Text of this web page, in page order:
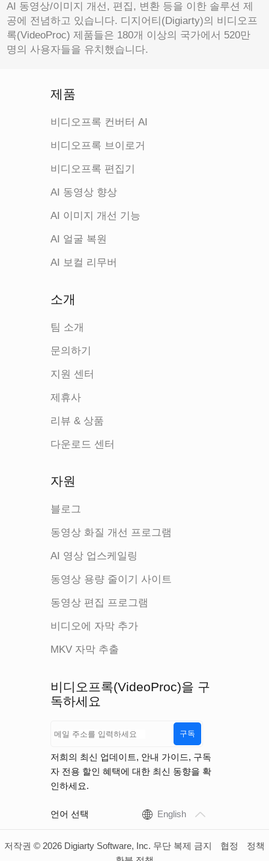
AI 동영상/이미지 개선, 편집, 변환 등을 이한 솔루션 제
공에 전념하고 있습니다. 디지어티(Digiarty)의 비디오프
록(VideoProc) 제품들은 180개 이상의 국가에서 520만
명의 사용자들을 유치했습니다.
제품
비디오프록 컨버터 AI
비디오프록 브이로거
비디오프록 편집기
AI 동영상 향상
AI 이미지 개선 기능
AI 얼굴 복원
AI 보컬 리무버
소개
팀 소개
문의하기
지원 센터
제휴사
리뷰 & 상품
다운로드 센터
자원
블로그
동영상 화질 개선 프로그램
AI 영상 업스케일링
동영상 용량 줄이기 사이트
동영상 편집 프로그램
비디오에 자막 추가
MKV 자막 추출
비디오프록(VideoProc)을 구
독하세요
구독
저희의 최신 업데이트, 안내 가이드, 구독
자 전용 할인 혜택에 대한 최신 동향을 확
인하세요.
언어 선택 English
저작권 © 2026 Digiarty Software, Inc. 무단 복제 금지 협정
정책